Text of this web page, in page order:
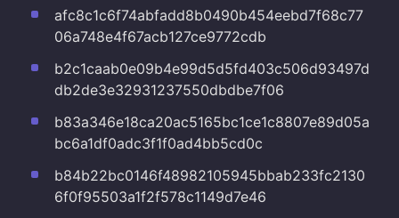
afc8c1c6f74abfadd8b0490b454eebd7f68c77
06a748e4f67acb127ce9772cdb
b2c1caab0e09b4e99d5d5fd403c506d93497d
db2de3e32931237550dbdbe7f06
b83a346e18ca20ac5165bc1ce1c8807e89d05a
bc6a1df0adc3f1f0ad4bb5cd0c
b84b22bc0146f48982105945bbab233fc2130
6f0f95503a1f2f578c1149d7e46